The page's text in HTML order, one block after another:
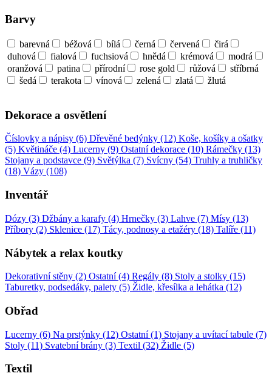
Barvy
barevná béžová bílá černá červená
čirá
duhová
fialová fuchsiová hnědá krémová
modrá
oranžová
patina přírodní rose gold růžová
stříbrná
šedá
terakota vínová zelená zlatá žlutá
Dekorace a osvětlení
Číslovky a nápisy (6) Dřevěné bedýnky (12) Koše, košíky a ošatky
(5) Květináče (4) Lucerny (9) Ostatní dekorace (10) Rámečky (13)
Stojany a podstavce (9) Světýlka (7) Svícny (54) Truhly a truhličky
(18) Vázy (108)
Inventář
Dózy (3) Džbány a karafy (4) Hrnečky (3) Lahve (7) Mísy (13)
Příbory (2) Sklenice (17) Tácy, podnosy a etažéry (18) Talíře (11)
Nábytek a relax koutky
Dekorativní stěny (2) Ostatní (4) Regály (8) Stoly a stolky (15)
Taburetky, podsedáky, palety (5) Židle, křesílka a lehátka (12)
Obřad
Lucerny (6) Na prstýnky (12) Ostatní (1) Stojany a uvítací tabule (7)
Stoly (11) Svatební brány (3) Textil (32) Židle (5)
Textil